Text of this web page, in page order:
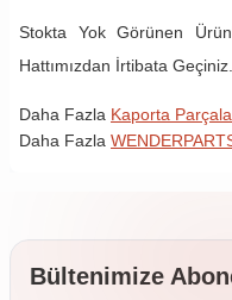
Stokta Yok Görünen
Hattımızdan İrtibata Geçiniz.
Daha Fazla Kaporta
Daha Fazla
Bültenimize